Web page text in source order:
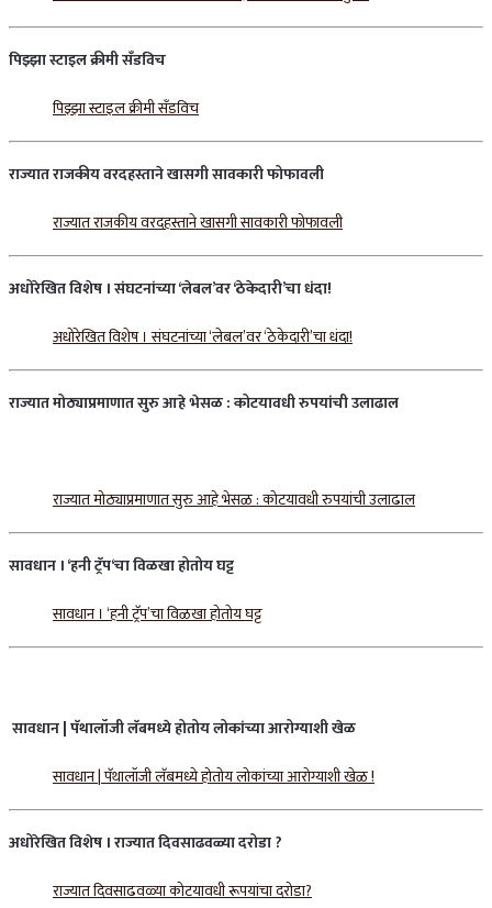
पिझ्झास्टाइलक्रीमीसँडविच
पिझ्झा स्टाइल क्रीमी सँडविच
राज्यातराजकीयवरदहस्तानेखासगीसावकारीफोफावली
राज्यात राजकीय वरदहस्ताने खासगी सावकारी फोफावली
अधोरेखितविशेष ।संघटनांच्या‘लेबल’वर‘ठेकेदारी’चाधंदा!
अधोरेखित विशेष । संघटनांच्या ‘लेबल’वर ‘ठेकेदारी’चा धंदा!
राज्यातमोठ्याप्रमाणातसुरुआहेभेसळ:कोटयावधीरुपयांचीउलाढाल
राज्यात मोठ्याप्रमाणात सुरु आहे भेसळ : कोटयावधी रुपयांची उलाढाल
सावधान ।‘हनीट्रॅप‘चाविळखाहोतोयघट्ट
सावधान । ‘हनी ट्रॅप’चा विळखा होतोय घट्ट
सावधान|पॅथालॉजीलॅबमध्येहोतोयलोकांच्याआरोग्याशीखेळ
सावधान | पॅथालॉजी लॅबमध्ये होतोय लोकांच्या आरोग्याशी खेळ !
अधोरेखितविशेष ।राज्यातदिवसाढवळ्यादरोडा?
राज्यात दिवसाढवळ्या कोटयावधी रूपयांचा दरोडा?